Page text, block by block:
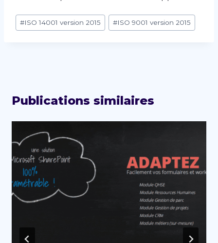
Étiquettes
de
#ISO 14001 version 2015 #ISO 9001 version 2015
Publications similaires